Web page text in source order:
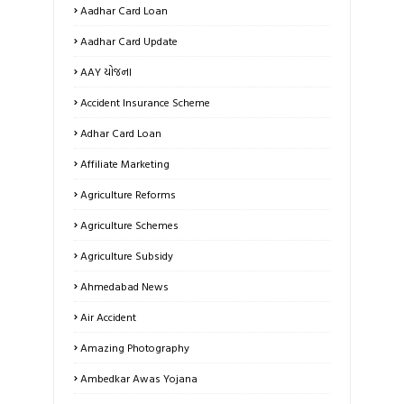
Aadhar Card Loan
Aadhar Card Update
AAY યોજના
Accident Insurance Scheme
Adhar Card Loan
Affiliate Marketing
Agriculture Reforms
Agriculture Schemes
Agriculture Subsidy
Ahmedabad News
Air Accident
Amazing Photography
Ambedkar Awas Yojana